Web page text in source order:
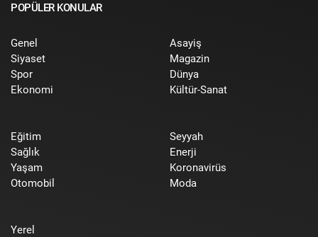
POPÜLER KONULAR
Genel
Siyaset
Spor
Ekonomi
Asayiş
Magazin
Dünya
Kültür-Sanat
Eğitim
Sağlık
Yaşam
Otomobil
Seyyah
Enerji
Koronavirüs
Moda
Yerel